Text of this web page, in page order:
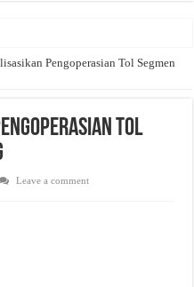
redaksi@bisnisnasional.com
redaksi@bisnisnasional.com
Pengoperasian Tol Segmen
Tol
Leave a comment